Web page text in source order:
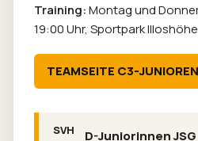
Training:Montag und
19:00 Uhr, Sportpark Illoshöhe
TEAMSEITE C3-JUNIOREN
D-Juniorinnen JSG